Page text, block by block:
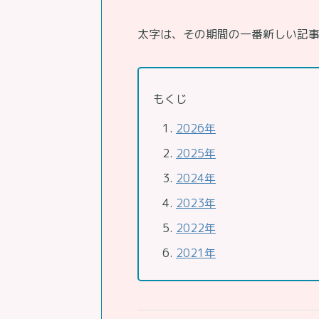
太字は、その期間の一番新しい記
もくじ
2026年
2025年
2024年
2023年
2022年
2021年